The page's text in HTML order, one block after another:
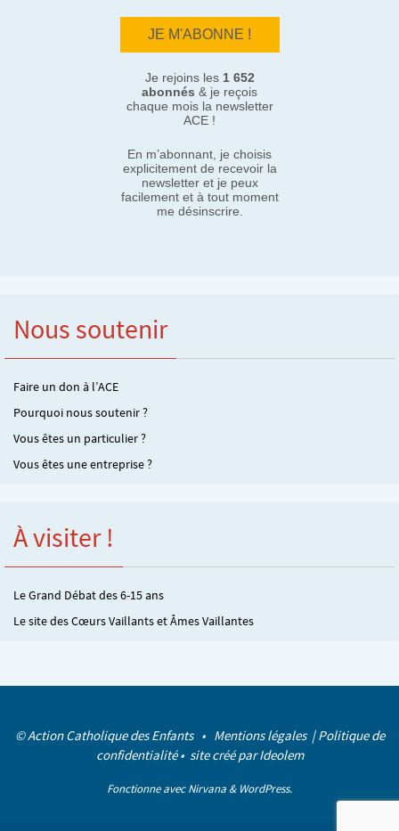
Je rejoins les 1 652
abonnés & je reçois
chaque mois la newsletter
ACE !
En m’abonnant, je choisis
explicitement de recevoir la
newsletter et je peux
facilement et à tout moment
me désinscrire.
Nous soutenir
Faire un don à l’ACE
Pourquoi nous soutenir ?
Vous êtes un particulier ?
Vous êtes une entreprise ?
À visiter !
Le Grand Débat des 6-15 ans
Le site des Cœurs Vaillants et Âmes Vaillantes
© Action Catholique des Enfants • Mentions légales |Politique de
confidentialité• site créé parIdeolem
Fonctionne avecNirvana & WordPress.